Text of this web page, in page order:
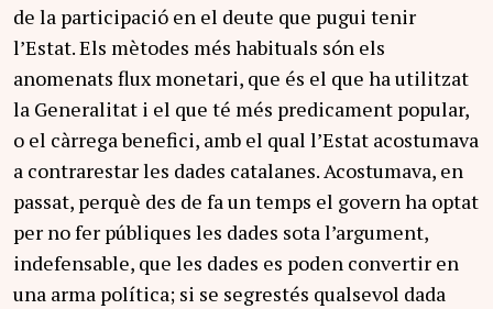
de la participació en el deute que pugui tenir
l’Estat. Els mètodes més habituals són els
anomenats flux monetari, que és el que ha utilitzat
la Generalitat i el que té més predicament popular,
o el càrrega benefici, amb el qual l’Estat acostumava
a contrarestar les dades catalanes. Acostumava, en
passat, perquè des de fa un temps el govern ha optat
per no fer públiques les dades sota l’argument,
indefensable, que les dades es poden convertir en
una arma política; si se segrestés qualsevol dada